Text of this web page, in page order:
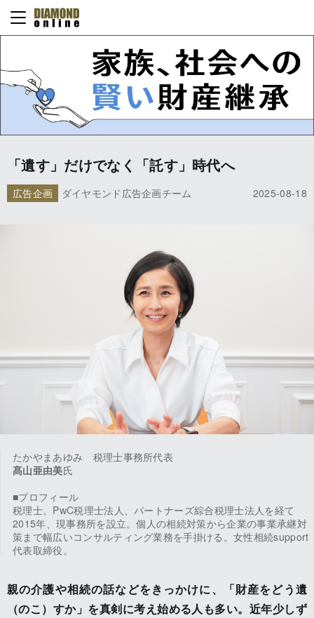
「遺す」だけでなく「託す」時代へ
広告企画 ダイヤモンド広告企画チーム 2025-08-18
たかやまあゆみ 税理士事務所代表
髙山亜由美氏
■プロフィール
税理士。PwC税理士法人、パートナーズ綜合税理士法人を経て
2015年、現事務所を設立。個人の相続対策から企業の事業承継対
策まで幅広いコンサルティング業務を手掛ける。女性相続support
代表取締役。
親の介護や相続の話などをきっかけに、「財産をどう遺
（のこ）すか」を真剣に考え始める人も多い。近年少しず